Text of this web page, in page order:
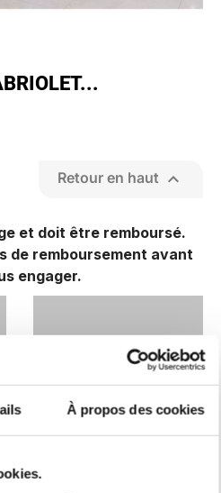
À propos des cookies
Retour en haut 
et doit être remboursé.
de remboursement avant
engager.